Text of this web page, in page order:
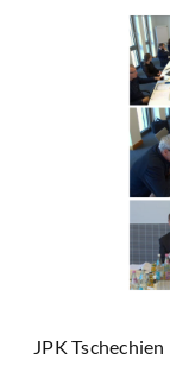
JPK Tschechien